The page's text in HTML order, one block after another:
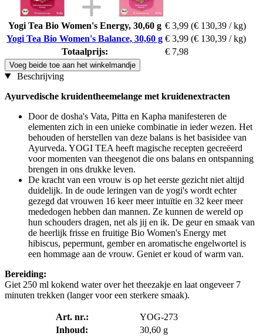
Yogi Tea Bio Women's Energy, 30,60 g € 3,99 (€ 130,39 / kg)
Yogi Tea Bio Women's Balance, 30,60 g € 3,99 (€ 130,39 / kg)
Totaalprijs:
€ 7,98
Voeg beide toe aan het winkelmandje
Beschrijving
Ayurvedische kruidentheemelange met kruidenextracten
Door de dosha's Vata, Pitta en Kapha manifesteren de
elementen zich in een unieke combinatie in ieder wezen. Het
behouden of herstellen van deze balans is het basisidee van
Ayurveda. YOGI TEA heeft magische recepten gecreëerd
voor momenten van theegenot die ons balans en ontspanning
brengen in ons drukke leven.
De kracht van een vrouw is op het eerste gezicht niet altijd
duidelijk. In de oude leringen van de yogi's wordt echter
gezegd dat vrouwen 16 keer meer intuïtie en 32 keer meer
mededogen hebben dan mannen. Ze kunnen de wereld op
hun schouders dragen, net als jij en ik. De geur en smaak van
de heerlijk frisse en fruitige Bio Women's Energy met
hibiscus, pepermunt, gember en aromatische engelwortel is
een hommage aan de vrouw. Geniet er koud of warm van.
Bereiding:
Giet 250 ml kokend water over het theezakje en laat ongeveer 7
minuten trekken (langer voor een sterkere smaak).
Art. nr.:
YOG-273
Inhoud:
30,60 g